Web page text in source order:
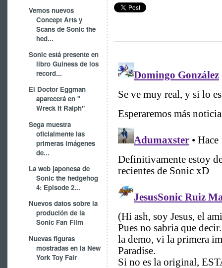
Vemos nuevos
Concept Arts y
Scans de Sonic the
hed...
Sonic está presente en
libro Guiness de los
record...
El Doctor Eggman
aparecerá en "
Wreck It Ralph"
Sega muestra
oficialmente las
primeras imágenes
de...
La web japonesa de
Sonic the hedgehog
4: Episode 2...
Nuevos datos sobre la
produción de la
Sonic Fan Film
Nuevas figuras
mostradas en la New
York Toy Fair